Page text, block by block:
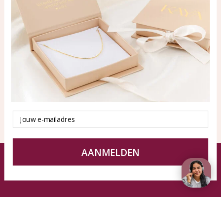
Producten
Alle producten
Nieuwe producten
KAYA Sieraden
Over ons
Samenwerken?
Tips en Advies
Duurzaamheid
© KAYA Sieraden
Algemene voorwaarden Disclaimer Privacy Policy Sitemap
Email
AANMELDEN